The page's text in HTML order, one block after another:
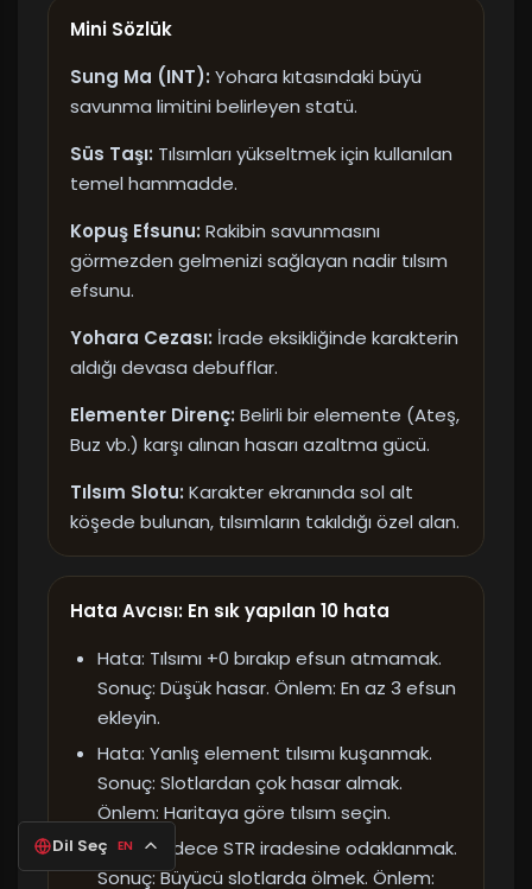
Mini Sözlük
Sung Ma (INT): Yohara kıtasındaki büyü
savunma limitini belirleyen statü.
Süs Taşı: Tılsımları yükseltmek için kullanılan
temel hammadde.
Kopuş Efsunu: Rakibin savunmasını
görmezden gelmenizi sağlayan nadir tılsım
efsunu.
Yohara Cezası: İrade eksikliğinde karakterin
aldığı devasa debufflar.
Elementer Direnç: Belirli bir elemente (Ateş,
Buz vb.) karşı alınan hasarı azaltma gücü.
Tılsım Slotu: Karakter ekranında sol alt
köşede bulunan, tılsımların takıldığı özel alan.
Hata Avcısı: En sık yapılan 10 hata
Hata: Tılsımı +0 bırakıp efsun atmamak.
Sonuç: Düşük hasar. Önlem: En az 3 efsun
ekleyin.
Hata: Yanlış element tılsımı kuşanmak.
Sonuç: Slotlardan çok hasar almak.
Önlem: Haritaya göre tılsım seçin.
Hata: Sadece STR iradesine odaklanmak.
Sonuç: Büyücü slotlarda ölmek. Önlem:
Dil Seç EN